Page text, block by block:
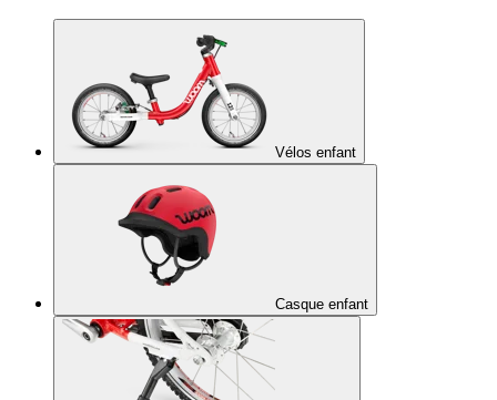
Vélos enfant
Casque enfant